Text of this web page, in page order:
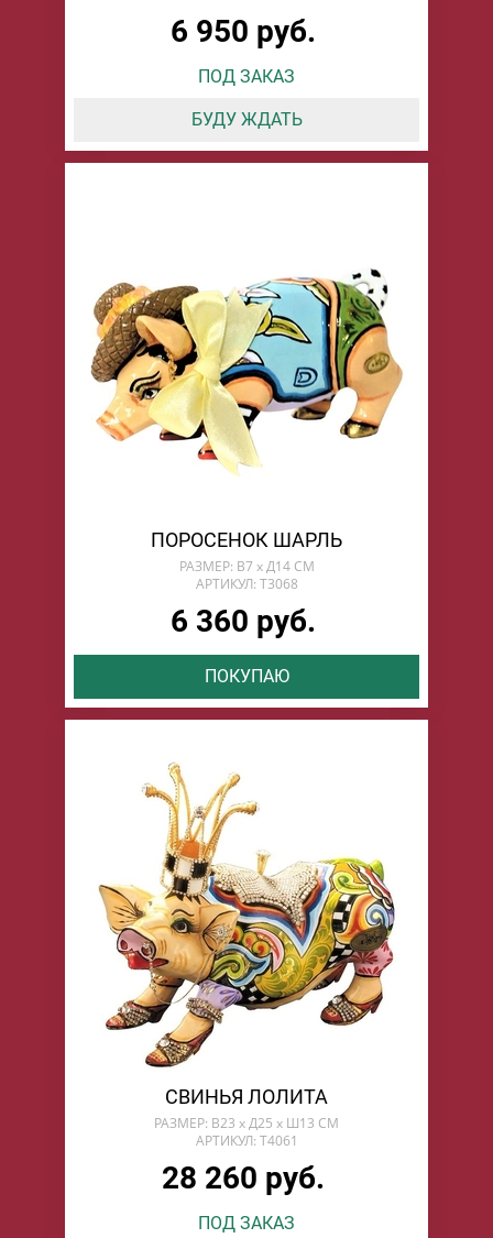
6 950 руб.
ПОД ЗАКАЗ
БУДУ ЖДАТЬ
ПОРОСЕНОК ШАРЛЬ
РАЗМЕР: В7 х Д14 СМ
АРТИКУЛ: T3068
6 360 руб.
ПОКУПАЮ
СВИНЬЯ ЛОЛИТА
РАЗМЕР: В23 х Д25 х Ш13 СМ
АРТИКУЛ: T4061
28 260 руб.
ПОД ЗАКАЗ